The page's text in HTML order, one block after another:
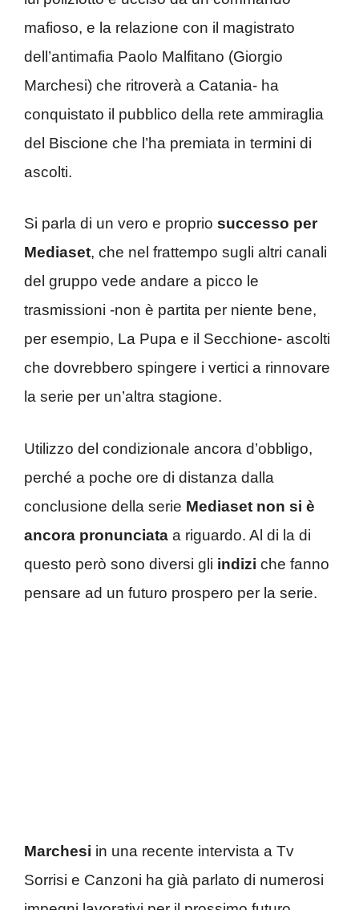
mafioso, e la relazione con il magistrato
dell’antimafia Paolo Malfitano (Giorgio
Marchesi) che ritroverà a Catania- ha
conquistato il pubblico della rete ammiraglia
del Biscione che l’ha premiata in termini di
ascolti.
Si parla di un vero e proprio successo per
Mediaset, che nel frattempo sugli altri canali
del gruppo vede andare a picco le
trasmissioni -non è partita per niente bene,
per esempio, La Pupa e il Secchione- ascolti
che dovrebbero spingere i vertici a rinnovare
la serie per un’altra stagione.
Utilizzo del condizionale ancora d’obbligo,
perché a poche ore di distanza dalla
conclusione della serie Mediaset non si è
ancora pronunciata a riguardo. Al di la di
questo però sono diversi gli indizi che fanno
pensare ad un futuro prospero per la serie.
Marchesi in una recente intervista a Tv
Sorrisi e Canzoni ha già parlato di numerosi